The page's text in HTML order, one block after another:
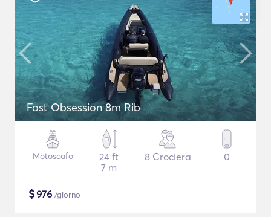
Fost Obsession 8m Rib
Motoscafo
24 ft
7 m
8 Crociera 0
$976 /giorno